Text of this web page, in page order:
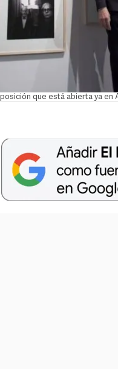
que está abierta ya en